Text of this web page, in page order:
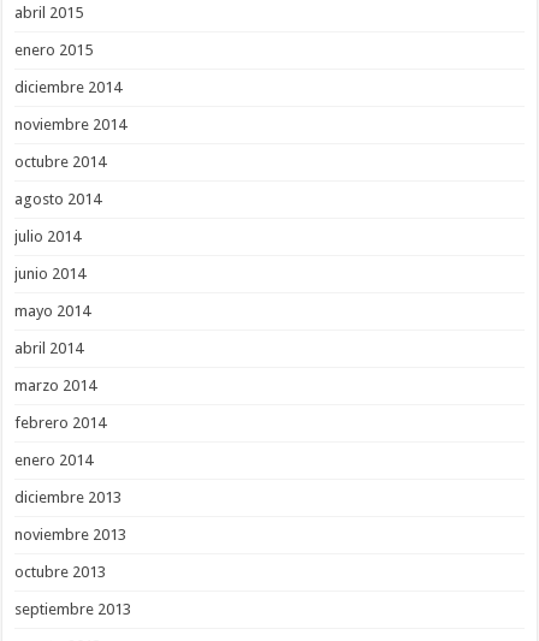
abril 2015
enero 2015
diciembre 2014
noviembre 2014
octubre 2014
agosto 2014
julio 2014
junio 2014
mayo 2014
abril 2014
marzo 2014
febrero 2014
enero 2014
diciembre 2013
noviembre 2013
octubre 2013
septiembre 2013